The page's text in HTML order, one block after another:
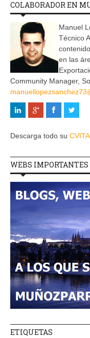
COLABORADOR EN
Manuel
Técnico
en las
Community Manager,
Descarga todo su
WEBS
ETIQUETAS